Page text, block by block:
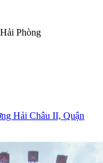
Phòng
Hải Châu II, Quận